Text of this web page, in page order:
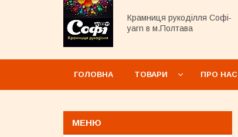
Крамниця рукоділля Софі-
yarn в м.Полтава
ГОЛОВНА ТОВАРИ ПРО НАС